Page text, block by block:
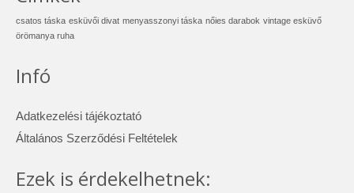
csatos táska esküvői divat menyasszonyi táska nőies darabok vintage esküvő
örömanya ruha
Infó
Adatkezelési tájékoztató
Általános Szerződési Feltételek
Ezek is érdekelhetnek: